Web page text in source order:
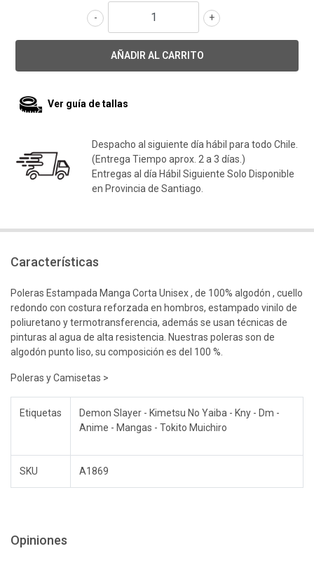
+
-
Ver guía de tallas
Despacho al siguiente día hábil para todo Chile.
(Entrega Tiempo aprox. 2 a 3 días.)
Entregas al día Hábil Siguiente Solo Disponible
en Provincia de Santiago.
Características
Poleras Estampada Manga Corta Unisex , de 100% algodón , cuello
redondo con costura reforzada en hombros, estampado vinilo de
poliuretano y termotransferencia, además se usan técnicas de
pinturas al agua de alta resistencia. Nuestras poleras son de
algodón punto liso, su composición es del 100 %.
Poleras y Camisetas >
Etiquetas
Demon Slayer - Kimetsu No Yaiba - Kny - Dm -
Anime - Mangas - Tokito Muichiro
SKU A1869
Opiniones